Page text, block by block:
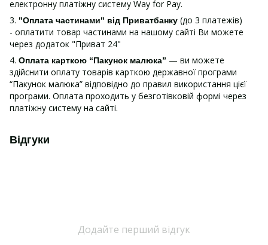
електронну платіжну систему Way for Pay.
3. "Оплата частинами" від Приватбанку (до 3 платежів)
- оплатити товар частинами на нашому сайті Ви можете
через додаток "Приват 24"
4. Оплата карткою “Пакунок малюка” — ви можете
здійснити оплату товарів карткою державної програми
“Пакунок малюка” відповідно до правил використання цієї
програми. Оплата проходить у безготівковій формі через
платіжну систему на сайті.
Відгуки
Додайте перший відгук